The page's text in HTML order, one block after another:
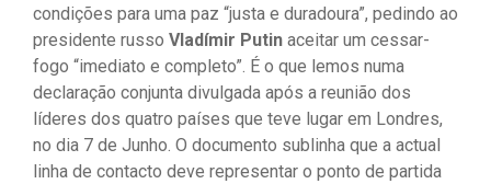
condições para uma paz “justa e duradoura”, pedindo ao
presidente russo Vladímir Putin aceitar um cessar-
fogo “imediato e completo”. É o que lemos numa
declaração conjunta divulgada após a reunião dos
líderes dos quatro países que teve lugar em Londres,
no dia 7 de Junho. O documento sublinha que a actual
linha de contacto deve representar o ponto de partida